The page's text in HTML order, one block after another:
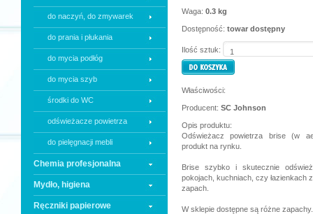
do naczyń, do zmywarek
do prania i płukania
do mycia podłóg
do mycia szyb
środki do WC
odświeżacze powietrza
do pielęgnacji mebli
Chemia profesjonalna
Mydło, higiena
Ręczniki papierowe
Waga: 0.3 kg
Dostępność: towar dostępny
Ilość sztuk:
Właściwości:
Producent: SC Johnson
Opis produktu:
Odświeżacz powietrza brise (w
produkt na rynku.
Brise szybko i skutecznie
pokojach, kuchniach, czy łazienkach
zapach.
W sklepie dostępne są różne zapachy.